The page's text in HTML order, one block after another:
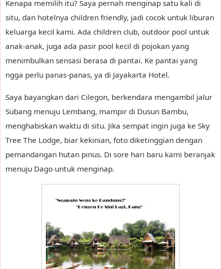
Kenapa memilih itu? Saya pernah menginap satu kali di
situ, dan hotelnya children friendly, jadi cocok untuk liburan
keluarga kecil kami. Ada children club, outdoor pool untuk
anak-anak, juga ada pasir pool kecil di pojokan yang
menimbulkan sensasi berasa di pantai. Ke pantai yang
ngga perlu panas-panas, ya di Jayakarta Hotel.
Saya bayangkan dari Cilegon, berkendara mengambil jalur
Subang menuju Lembang, mampir di Dusun Bambu,
menghabiskan waktu di situ. Jika sempat ingin juga ke Sky
Tree The Lodge, biar kekinian, foto diketinggian dengan
pemandangan hutan pinus. Di sore hari baru kami beranjak
menuju Dago untuk menginap.